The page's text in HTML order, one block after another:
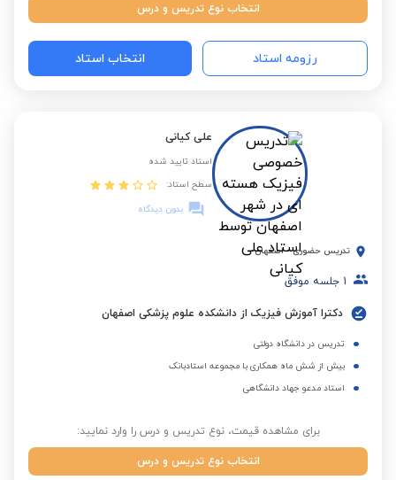
انتخاب نوع تدریس و درس
رزومه استاد انتخاب استاد
علی کیانی
استاد تایید شده
سطح استاد:
بدون دیدگاه
تدریس حضوری - اصفهان
1 جلسه موفق
دکترا آموزش فیزیک از دانشکده علوم پزشکی اصفهان
تدریس در دانشگاه دولتی
بیش از شش ماه همکاری با مجموعه استادبانک
استاد مدعو جهاد دانشگاهی
برای مشاهده قیمت، نوع تدریس و درس را وارد نمایید:
انتخاب نوع تدریس و درس